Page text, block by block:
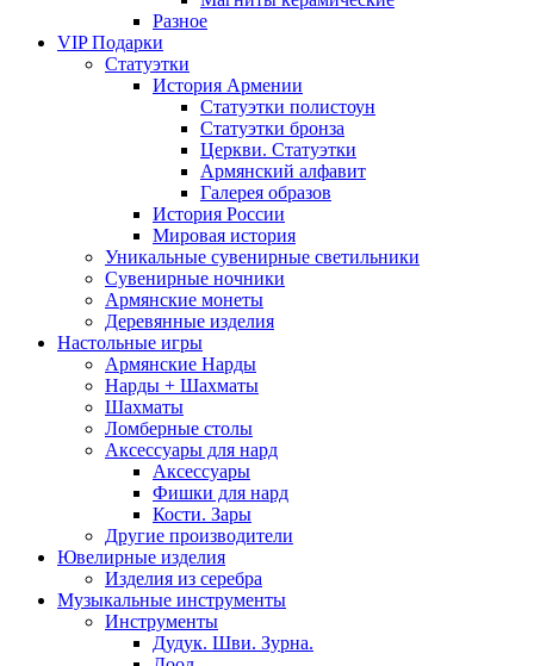
Разное
VIP Подарки
Статуэтки
История Армении
Статуэтки полистоун
Статуэтки бронза
Церкви. Статуэтки
Армянский алфавит
Галерея образов
История России
Мировая история
Уникальные сувенирные светильники
Сувенирные ночники
Армянские монеты
Деревянные изделия
Настольные игры
Армянские Нарды
Нарды + Шахматы
Шахматы
Ломберные столы
Аксессуары для нард
Аксессуары
Фишки для нард
Кости. Зары
Другие производители
Ювелирные изделия
Изделия из серебра
Музыкальные инструменты
Инструменты
Дудук. Шви. Зурна.